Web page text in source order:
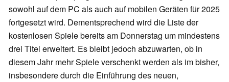
sowohl auf dem PC als auch auf mobilen Geräten für 2025
fortgesetzt wird. Dementsprechend wird die Liste der
kostenlosen Spiele bereits am Donnerstag um mindestens
drei Titel erweitert. Es bleibt jedoch abzuwarten, ob in
diesem Jahr mehr Spiele verschenkt werden als im bisher,
insbesondere durch die Einführung des neuen,